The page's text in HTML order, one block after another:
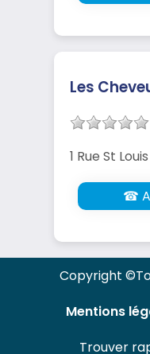
Les
1 Rue St
☎
Copyright
Mentions
Trouver